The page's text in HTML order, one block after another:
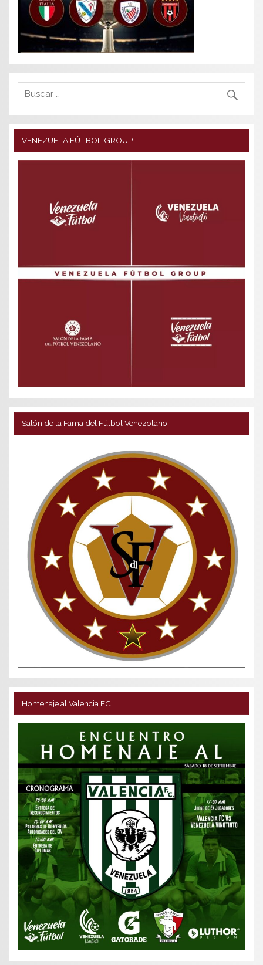
VENEZUELA FÚTBOL GROUP
Salón de la Fama del Fútbol Venezolano
Homenaje al Valencia FC